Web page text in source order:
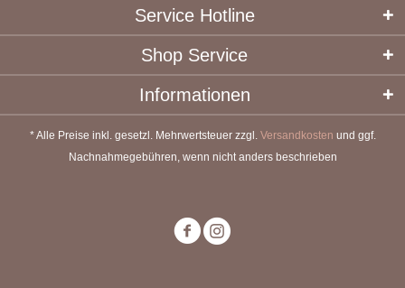
Service Hotline
Shop Service
Informationen
* Alle Preise inkl. gesetzl. Mehrwertsteuer zzgl. Versandkosten und ggf.
Nachnahmegebühren, wenn nicht anders beschrieben